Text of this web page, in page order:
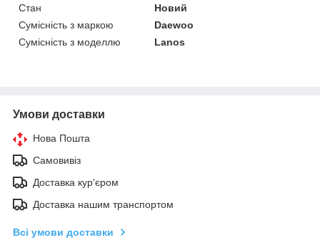
Стан
Новий
Сумісність з маркою
Daewoo
Сумісність з моделлю
Lanos
Умови доставки
Нова Пошта
Самовивіз
Доставка кур'єром
Доставка нашим транспортом
Всі умови доставки